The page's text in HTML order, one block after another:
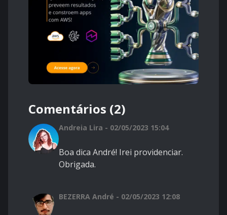
Comentários (2)
Andreia Lira - 02/05/2023 15:04
Boa dica André! Irei providenciar.
Obrigada.
BEZERRA André - 02/05/2023 12:08